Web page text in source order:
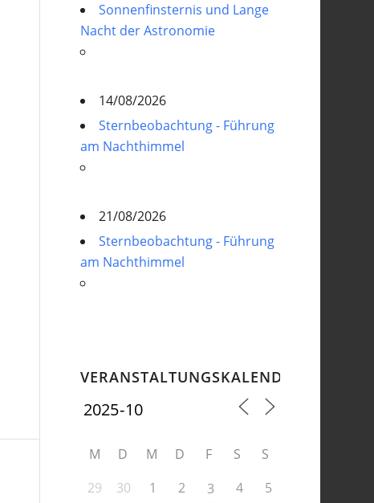
Sonnenfinsternis und Lange
Nacht der Astronomie
14/08/2026
Sternbeobachtung - Führung
am Nachthimmel
21/08/2026
Sternbeobachtung - Führung
am Nachthimmel
VERANSTALTUNGSKALENDER
M D M D F S
S
29
30 1 2 3 4
5